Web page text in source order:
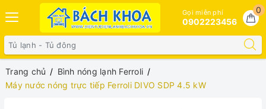
0
Gọi miễn phí
0902223456
Trang chủ
Bình nóng lạnh Ferroli
Máy nước nóng trực tiếp Ferroli DIVO SDP 4.5 kW